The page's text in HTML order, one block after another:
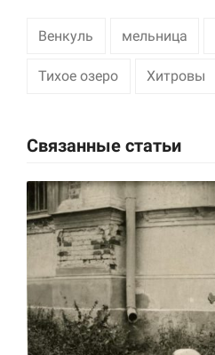
Венкуль мельница
Тихое озеро Хитровы
Связанные статьи